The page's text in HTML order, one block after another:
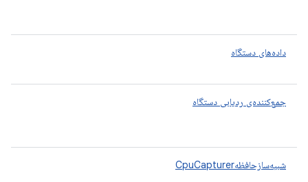
داده‌های دستگاه
جمع‌کننده‌ی ردیابی دستگاه
شبیه‌سازحافظهCpuCapturer